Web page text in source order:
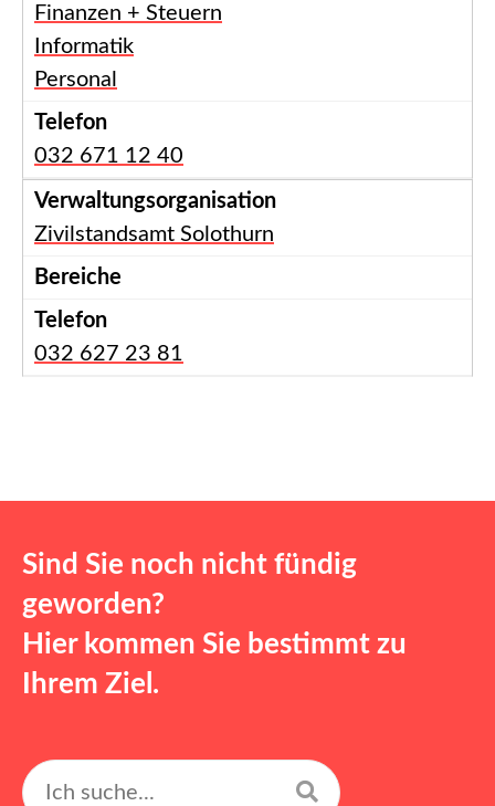
Finanzen + Steuern
Informatik
Personal
032 671 12 40
Zivilstandsamt Solothurn
032 627 23 81
Sind Sie noch nicht fündig
geworden?
Hier kommen Sie bestimmt zu
Ihrem Ziel.